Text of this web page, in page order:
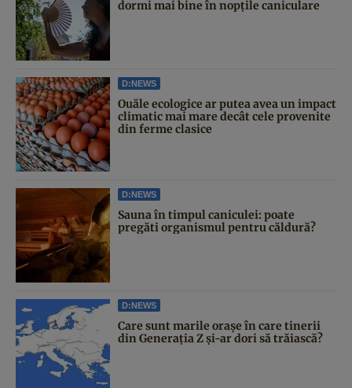
dormi mai bine în nopțile caniculare
D:NEWS
Ouăle ecologice ar putea avea un impact
climatic mai mare decât cele provenite
din ferme clasice
D:NEWS
Sauna în timpul caniculei: poate
pregăti organismul pentru căldură?
D:NEWS
Care sunt marile orașe în care tinerii
din Generația Z și-ar dori să trăiască?